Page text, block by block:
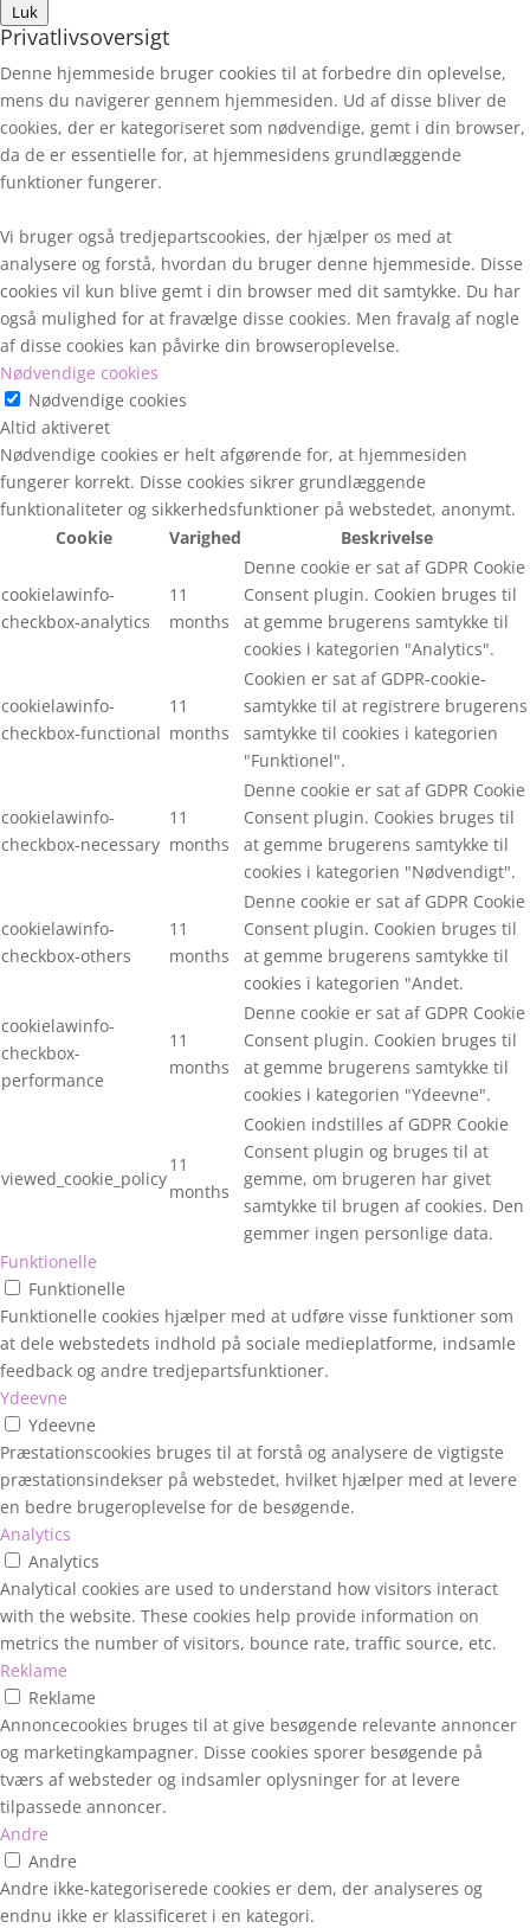
Luk
Privatlivsoversigt
Denne hjemmeside bruger cookies til at forbedre din oplevelse,
mens du navigerer gennem hjemmesiden. Ud af disse bliver de
cookies, der er kategoriseret som nødvendige, gemt i din browser,
da de er essentielle for, at hjemmesidens grundlæggende
funktioner fungerer.
Vi bruger også tredjepartscookies, der hjælper os med at
analysere og forstå, hvordan du bruger denne hjemmeside. Disse
cookies vil kun blive gemt i din browser med dit samtykke. Du har
også mulighed for at fravælge disse cookies. Men fravalg af nogle
af disse cookies kan påvirke din browseroplevelse.
Nødvendige cookies
Nødvendige cookies
Altid aktiveret
Nødvendige cookies er helt afgørende for, at hjemmesiden
fungerer korrekt. Disse cookies sikrer grundlæggende
funktionaliteter og sikkerhedsfunktioner på webstedet, anonymt.
Cookie
Varighed Beskrivelse
cookielawinfo-
checkbox-analytics
11
months
Denne cookie er sat af GDPR Cookie
Consent plugin. Cookien bruges til
at gemme brugerens samtykke til
cookies i kategorien "Analytics".
cookielawinfo-
checkbox-functional
11
months
Cookien er sat af GDPR-cookie-
samtykke til at registrere brugerens
samtykke til cookies i kategorien
"Funktionel".
cookielawinfo-
checkbox-necessary
11
months
Denne cookie er sat af GDPR Cookie
Consent plugin. Cookies bruges til
at gemme brugerens samtykke til
cookies i kategorien "Nødvendigt".
cookielawinfo-
checkbox-others
11
months
Denne cookie er sat af GDPR Cookie
Consent plugin. Cookien bruges til
at gemme brugerens samtykke til
cookies i kategorien "Andet.
cookielawinfo-
checkbox-
performance
11
months
Denne cookie er sat af GDPR Cookie
Consent plugin. Cookien bruges til
at gemme brugerens samtykke til
cookies i kategorien "Ydeevne".
viewed_cookie_policy
11
months
Cookien indstilles af GDPR Cookie
Consent plugin og bruges til at
gemme, om brugeren har givet
samtykke til brugen af cookies. Den
gemmer ingen personlige data.
Funktionelle
Funktionelle
Funktionelle cookies hjælper med at udføre visse funktioner som
at dele webstedets indhold på sociale medieplatforme, indsamle
feedback og andre tredjepartsfunktioner.
Ydeevne
Ydeevne
Præstationscookies bruges til at forstå og analysere de vigtigste
præstationsindekser på webstedet, hvilket hjælper med at levere
en bedre brugeroplevelse for de besøgende.
Analytics
Analytics
Analytical cookies are used to understand how visitors interact
with the website. These cookies help provide information on
metrics the number of visitors, bounce rate, traffic source, etc.
Reklame
Reklame
Annoncecookies bruges til at give besøgende relevante annoncer
og marketingkampagner. Disse cookies sporer besøgende på
tværs af websteder og indsamler oplysninger for at levere
tilpassede annoncer.
Andre
Andre
Andre ikke-kategoriserede cookies er dem, der analyseres og
endnu ikke er klassificeret i en kategori.